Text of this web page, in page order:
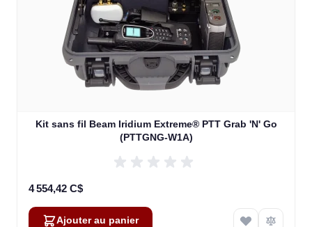
Kit sans fil Beam Iridium Extreme® PTT Grab 'N' Go
(PTTGNG-W1A)
4 554,42 C$
Ajouter au panier